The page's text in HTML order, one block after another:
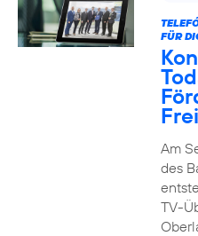
FÜR
Am
des
TV-